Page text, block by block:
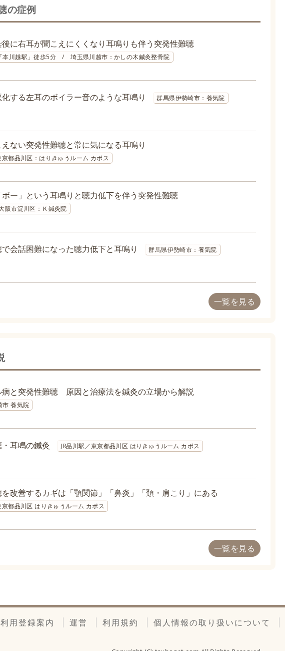
の症例
後に右耳が聞こえにくくなり耳鳴りも伴う突発性難聴
本川越駅」徒歩5分 / 埼玉県川越市：かしの木鍼灸整骨院
する左耳のボイラー音のような耳鳴り 群馬県伊勢崎市：養気院
ない突発性難聴と常に気になる耳鳴り
京都品川区：はりきゅうルーム カポス
ボー」という耳鳴りと聴力低下を伴う突発性難聴
阪市淀川区：Ｋ鍼灸院
会話困難になった聴力低下と耳鳴り 群馬県伊勢崎市：養気院
一覧を見る
病と突発性難聴 原因と治療法を鍼灸の立場から解説
市 養気院
耳鳴の鍼灸 JR品川駅／東京都品川区 はりきゅうルーム カポス
改善するカギは「顎関節」「鼻炎」「頚・肩こり」にある
京都品川区 はりきゅうルーム カポス
一覧を見る
利用登録案内 運営 利用規約 個人情報の取り扱いについて